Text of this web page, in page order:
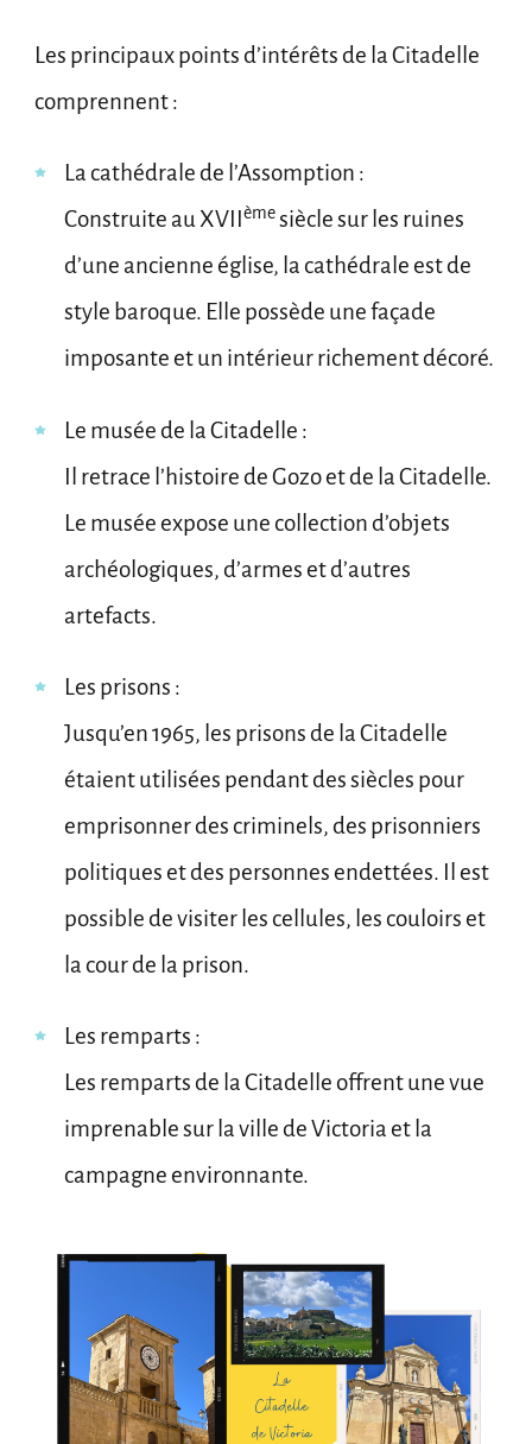
Les principaux points d’intérêts de la Citadelle
comprennent :
La cathédrale de l’Assomption :
Construite au XVII
èmesiècle sur les ruines
d’une ancienne église, la cathédrale est de
style baroque. Elle possède une façade
imposante et un intérieur richement décoré.
Le musée de la Citadelle :
Il retrace l’histoire de Gozo et de la Citadelle.
Le musée expose une collection d’objets
archéologiques, d’armes et d’autres
artefacts.
Les prisons :
Jusqu’en 1965, les prisons de la Citadelle
étaient utilisées pendant des siècles pour
emprisonner des criminels, des prisonniers
politiques et des personnes endettées. Il est
possible de visiter les cellules, les couloirs et
la cour de la prison.
Les remparts :
Les remparts de la Citadelle offrent une vue
imprenable sur la ville de Victoria et la
campagne environnante.